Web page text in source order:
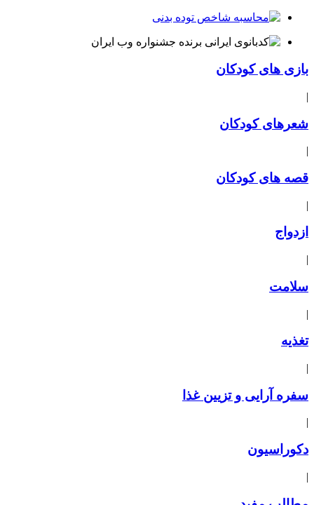
بازی های کودکان
|
شعرهای کودکان
|
قصه های کودکان
|
ازدواج
|
سلامت
|
تغذیه
|
سفره آرایی و تزیین غذا
|
دکوراسیون
|